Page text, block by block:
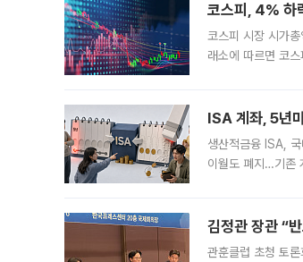
코스피, 4% 하
코스피 시장 시가
래소에 따르면 코
ISA 계좌, 5년
생산적금융 ISA,
이월도 폐지…기존
김정관 장관 “
관훈클럽 초청 토